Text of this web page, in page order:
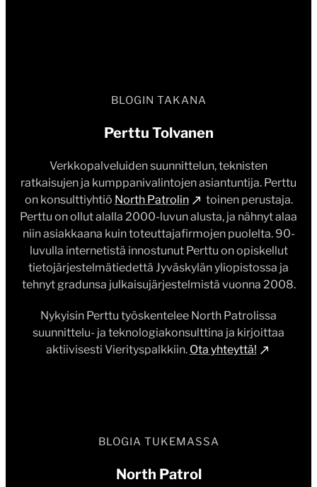
BLOGIN TAKANA
Perttu Tolvanen
Verkkopalveluiden suunnittelun, teknisten
ratkaisujen ja kumppanivalintojen asiantuntija. Perttu
on konsulttiyhtiö North Patrolin
toinen perustaja.
Perttu on ollut alalla 2000-luvun alusta, ja nähnyt alaa
niin asiakkaana kuin toteuttajafirmojen puolelta. 90-
luvulla internetistä innostunut Perttu on opiskellut
tietojärjestelmätiedettä Jyväskylän yliopistossa ja
tehnyt gradunsa julkaisujärjestelmistä vuonna 2008.
Nykyisin Perttu työskentelee North Patrolissa
suunnittelu- ja teknologiakonsulttina ja kirjoittaa
aktiivisesti Vierityspalkkiin. Ota yhteyttä!
BLOGIA TUKEMASSA
North Patrol